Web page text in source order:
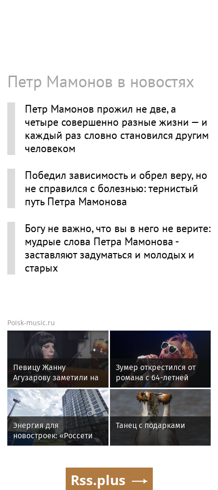
Петр Мамонов в новостях
Петр Мамонов прожил не две, а
четыре совершенно разные жизни — и
каждый раз словно становился другим
человеком
Победил зависимость и обрел веру, но
не справился с болезнью: тернистый
путь Петра Мамонова
Богу не важно, что вы в него не верите:
мудрые слова Петра Мамонова -
заставляют задуматься и молодых и
старых
Poisk-music.ru
Певицу Жанну
Агузарову заметили на
отдыхе в загородном
отеле с 22-летним
другом
Зумер открестился от
романа с 64-летней
Жанной Агузаровой
Энергия для
новостроек: «Россети
Новосибирск»
МВт мощности для
Танец с подарками
Rss.plus